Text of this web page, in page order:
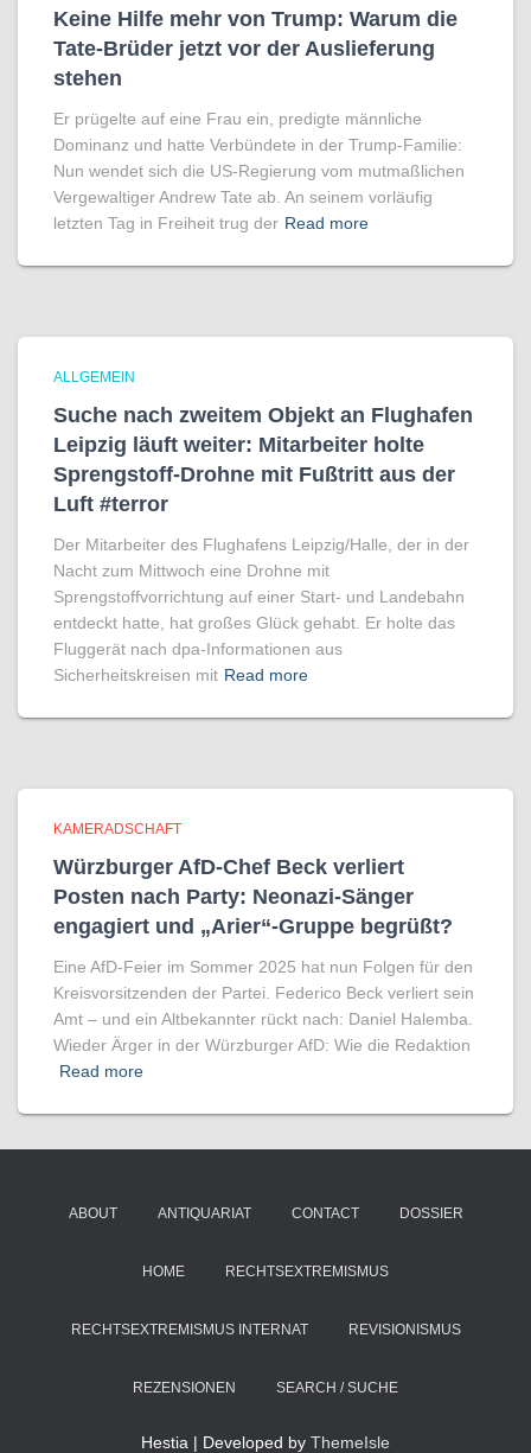
Keine Hilfe mehr von Trump: Warum die
Tate-Brüder jetzt vor der Auslieferung
stehen
Er prügelte auf eine Frau ein, predigte männliche
Dominanz und hatte Verbündete in der Trump-Familie:
Nun wendet sich die US-Regierung vom mutmaßlichen
Vergewaltiger Andrew Tate ab. An seinem vorläufig
letzten Tag in Freiheit trug der Read more
ALLGEMEIN
Suche nach zweitem Objekt an Flughafen
Leipzig läuft weiter: Mitarbeiter holte
Sprengstoff-Drohne mit Fußtritt aus der
Luft #terror
Der Mitarbeiter des Flughafens Leipzig/Halle, der in der
Nacht zum Mittwoch eine Drohne mit
Sprengstoffvorrichtung auf einer Start- und Landebahn
entdeckt hatte, hat großes Glück gehabt. Er holte das
Fluggerät nach dpa-Informationen aus
Sicherheitskreisen mit Read more
KAMERADSCHAFT
Würzburger AfD-Chef Beck verliert
Posten nach Party: Neonazi-Sänger
engagiert und „Arier“-Gruppe begrüßt?
Eine AfD-Feier im Sommer 2025 hat nun Folgen für den
Kreisvorsitzenden der Partei. Federico Beck verliert sein
Amt – und ein Altbekannter rückt nach: Daniel Halemba.
Wieder Ärger in der Würzburger AfD: Wie die Redaktion
Read more
ABOUT ANTIQUARIAT CONTACT DOSSIER
HOME RECHTSEXTREMISMUS
RECHTSEXTREMISMUS INTERNAT REVISIONISMUS
REZENSIONEN SEARCH / SUCHE
Hestia | Developed by ThemeIsle